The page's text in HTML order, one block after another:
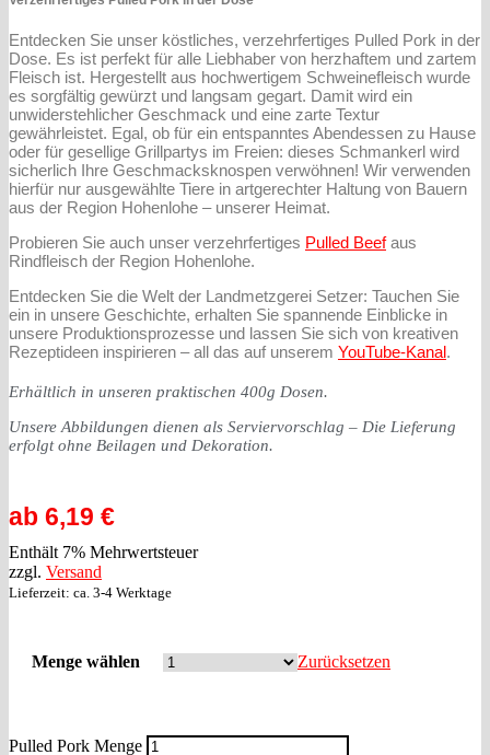
Entdecken Sie unser köstliches, verzehrfertiges Pulled Pork in der
Dose. Es ist perfekt für alle Liebhaber von herzhaftem und zartem
Fleisch ist. Hergestellt aus hochwertigem Schweinefleisch wurde
es sorgfältig gewürzt und langsam gegart. Damit wird ein
unwiderstehlicher Geschmack und eine zarte Textur
gewährleistet. Egal, ob für ein entspanntes Abendessen zu Hause
oder für gesellige Grillpartys im Freien: dieses Schmankerl wird
sicherlich Ihre Geschmacksknospen verwöhnen! Wir verwenden
hierfür nur ausgewählte Tiere in artgerechter Haltung von Bauern
aus der Region Hohenlohe – unserer Heimat.
Probieren Sie auch unser verzehrfertiges Pulled Beefaus
Rindfleisch der Region Hohenlohe.
Entdecken Sie die Welt der Landmetzgerei Setzer: Tauchen Sie
ein in unsere Geschichte, erhalten Sie spannende Einblicke in
unsere Produktionsprozesse und lassen Sie sich von kreativen
Rezeptideen inspirieren – all das auf unserem YouTube-Kanal.
Erhältlich in unseren praktischen 400g Dosen.
Unsere Abbildungen dienen als Serviervorschlag – Die Lieferung
erfolgt ohne Beilagen und Dekoration.
ab 6,19 €
Enthält 7% Mehrwertsteuer
zzgl. Versand
Lieferzeit: ca. 3-4 Werktage
Menge wählen Zurücksetzen
Pulled Pork Menge